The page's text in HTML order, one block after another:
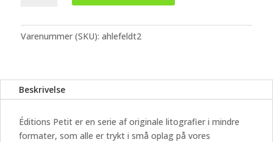
Petit
Varenummer (SKU): ahlefeldt2
Beskrivelse
Éditions Petit er en serie af originale litografier i mindre
formater, som alle er trykt i små oplag på vores